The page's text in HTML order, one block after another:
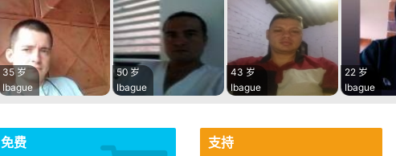
35 岁
Ibague
50 岁
Ibague
43 岁
Ibague
22 岁
Ibague
免费 支持